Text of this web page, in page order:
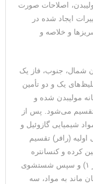
اصلاحات صورت
ایجاد شده در
و خلاصه و
شمال، جنوب، فاز یک
از سمت تغلیظ‌های یک و دو تأمین
جامد ۶۰ وارد کارخانه مولیبدن شده و
می‌شود. پس از
۲۹ و اضافه‌شدن مواد شیمیایی گازوئیل و
(رافر) تقسیم
کرده و کنسانتره
آن‌ها ابتدا وارد چهار ردیف شستشوی اولیه (کلینر ۱) و سپس شستشوی
ماند به مواد، سه